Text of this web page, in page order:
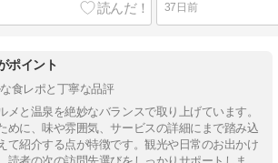
37日前
ポイント
食レポと丁寧な品評
メと温泉を絶妙なバランスで取り上げています。
めに、味や雰囲気、サービスの詳細にまで踏み込
て紹介する点が特徴です。観光や日常のお出かけ